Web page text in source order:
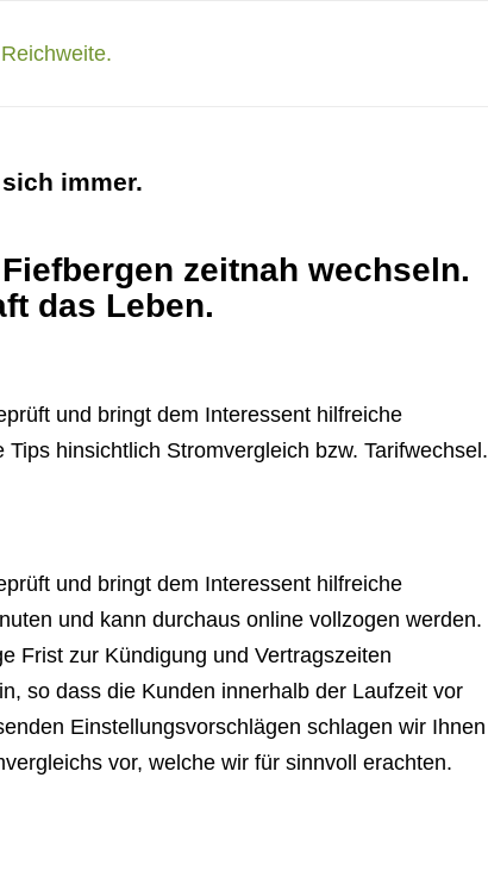
immer.
zeitnah wechseln.
das Leben.
und bringt dem Interessent hilfreiche
hinsichtlich Stromvergleich bzw. Tarifwechsel.
und bringt dem Interessent hilfreiche
und kann durchaus online vollzogen werden.
Frist zur Kündigung und Vertragszeiten
so dass die Kunden innerhalb der Laufzeit vor
Einstellungsvorschlägen schlagen wir Ihnen
vor, welche wir für sinnvoll erachten.